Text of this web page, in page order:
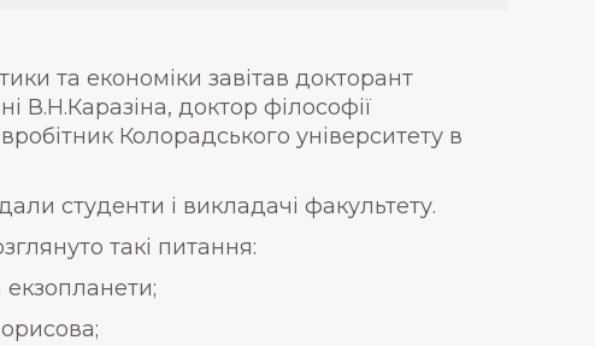
та економіки завітав докторант
В.Н.Каразіна, доктор філософії
Колорадського університету в
студенти і викладачі факультету.
такі питання:
екзопланети;